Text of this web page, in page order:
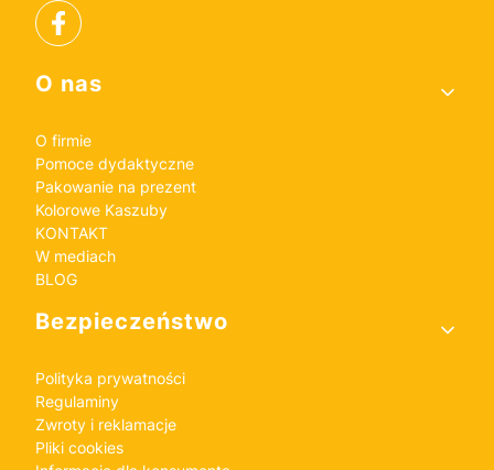
Linki w stopce
O nas
O firmie
Pomoce dydaktyczne
Pakowanie na prezent
Kolorowe Kaszuby
KONTAKT
W mediach
BLOG
Bezpieczeństwo
Polityka prywatności
Regulaminy
Zwroty i reklamacje
Pliki cookies